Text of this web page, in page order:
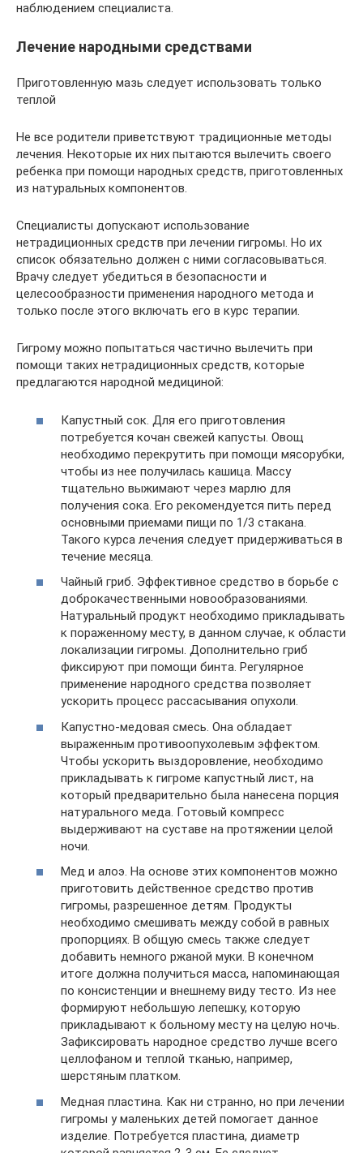
наблюдением специалиста.
Лечение народными средствами
Приготовленную мазь следует использовать только
теплой
Не все родители приветствуют традиционные методы
лечения. Некоторые их них пытаются вылечить своего
ребенка при помощи народных средств, приготовленных
из натуральных компонентов.
Специалисты допускают использование
нетрадиционных средств при лечении гигромы. Но их
список обязательно должен с ними согласовываться.
Врачу следует убедиться в безопасности и
целесообразности применения народного метода и
только после этого включать его в курс терапии.
Гигрому можно попытаться частично вылечить при
помощи таких нетрадиционных средств, которые
предлагаются народной медициной:
Капустный сок. Для его приготовления
потребуется кочан свежей капусты. Овощ
необходимо перекрутить при помощи мясорубки,
чтобы из нее получилась кашица. Массу
тщательно выжимают через марлю для
получения сока. Его рекомендуется пить перед
основными приемами пищи по 1/3 стакана.
Такого курса лечения следует придерживаться в
течение месяца.
Чайный гриб. Эффективное средство в борьбе с
доброкачественными новообразованиями.
Натуральный продукт необходимо прикладывать
к пораженному месту, в данном случае, к области
локализации гигромы. Дополнительно гриб
фиксируют при помощи бинта. Регулярное
применение народного средства позволяет
ускорить процесс рассасывания опухоли.
Капустно-медовая смесь. Она обладает
выраженным противоопухолевым эффектом.
Чтобы ускорить выздоровление, необходимо
прикладывать к гигроме капустный лист, на
который предварительно была нанесена порция
натурального меда. Готовый компресс
выдерживают на суставе на протяжении целой
ночи.
Мед и алоэ. На основе этих компонентов можно
приготовить действенное средство против
гигромы, разрешенное детям. Продукты
необходимо смешивать между собой в равных
пропорциях. В общую смесь также следует
добавить немного ржаной муки. В конечном
итоге должна получиться масса, напоминающая
по консистенции и внешнему виду тесто. Из нее
формируют небольшую лепешку, которую
прикладывают к больному месту на целую ночь.
Зафиксировать народное средство лучше всего
целлофаном и теплой тканью, например,
шерстяным платком.
Медная пластина. Как ни странно, но при лечении
гигромы у маленьких детей помогает данное
изделие. Потребуется пластина, диаметр